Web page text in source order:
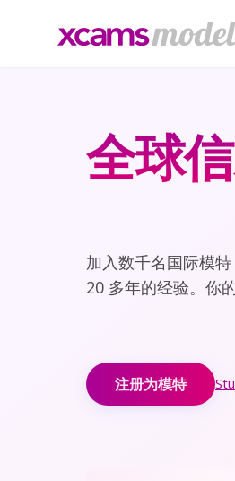
全球
加入数千名国际模
20 多年的经验。你
注册为模特